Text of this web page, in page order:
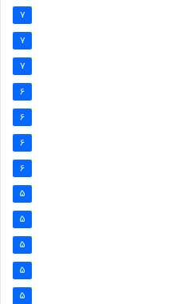
7
7
7
6
6
6
6
5
5
5
5
5